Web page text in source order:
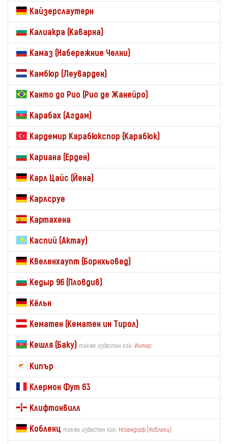
Кайзерслаутерн
Калиакра (Каварна)
Камаз (Набережние Челни)
Камбюр (Леуварден)
Канто до Рио (Рио де Жанейро)
Карабах (Агдам)
Кардемир Карабюкспор (Карабюк)
Кариана (Ерден)
Карл Цайс (Йена)
Карлсруе
Картахена
Каспий (Актау)
Квеленхаупт (Борнхьовед)
Кедыр 96 (Пловдив)
Кёльн
Кематен (Кематен ин Тирол)
Кешля (Баку) также известен как: Интер
Кипър
Клермон Фут 63
Клифтонвилл
Кобленц также известен как: Нойендорф (Кобленц)